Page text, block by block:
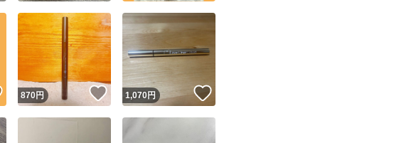
スピード&安心発送
※このバッジは実績に基づく表示であり、発送を保証しているものではありません
スピード＆安心発送
このユーザーは高頻度で24時間以内＆設定した発送日数内に発送してい
ます
スピード発送 このユーザーは高頻度で24時間以内に発送しています
キャンセル
いいね！
870円 いいね！
1,070円